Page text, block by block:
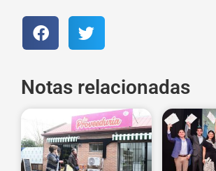
Notas relacionadas